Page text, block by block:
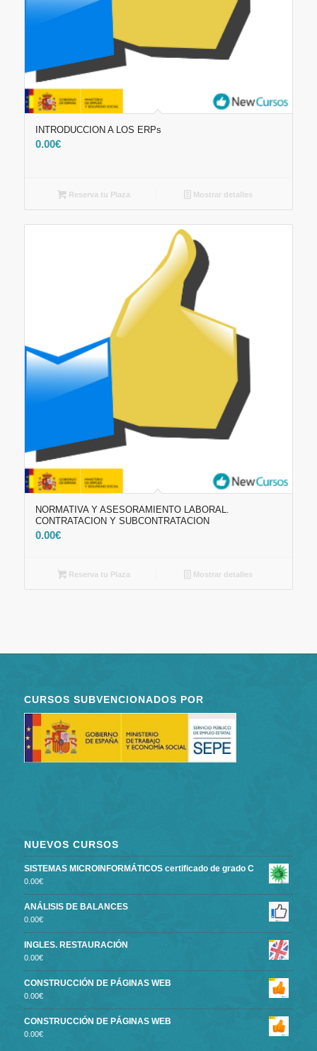
INTRODUCCION A LOS ERPs
0.00€
Reserva tu Plaza Mostrar detalles
NORMATIVA Y ASESORAMIENTO LABORAL.
CONTRATACION Y SUBCONTRATACION
0.00€
Reserva tu Plaza Mostrar detalles
CURSOS SUBVENCIONADOS POR
NUEVOS CURSOS
SISTEMAS MICROINFORMÁTICOS certificado de grado C
0.00€
ANÁLISIS DE BALANCES
0.00€
INGLES. RESTAURACIÓN
0.00€
CONSTRUCCIÓN DE PÁGINAS WEB
0.00€
CONSTRUCCIÓN DE PÁGINAS WEB
0.00€